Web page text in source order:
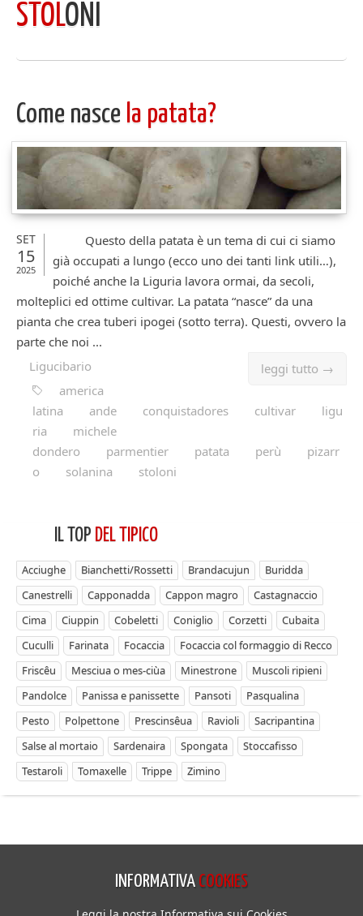
STOLONI
Come nasce la patata?
SET
15
2025
Questo della patata è un tema di cui ci siamo
già occupati a lungo (ecco uno dei tanti link utili…),
poiché anche la Liguria lavora ormai, da secoli,
molteplici ed ottime cultivar. La patata “nasce” da una
pianta che crea tuberi ipogei (sotto terra). Questi, ovvero la
parte che noi ...
leggi tutto →
Ligucibario
america
latina
ande conquistadores cultivar
ligu
ria
michele
dondero
parmentier patata perù
pizarr
o
solanina stoloni
IL TOP DEL TIPICO
Acciughe Bianchetti/Rossetti Brandacujun
Buridda
Canestrelli
Capponadda Cappon magro
Castagnaccio
Cima
Ciuppin Cobeletti Coniglio Corzetti
Cubaita
Cuculli
Farinata Focaccia
Focaccia col formaggio di Recco
Friscêu
Mesciua o mes-ciùa Minestrone
Muscoli ripieni
Pandolce
Panissa e panissette Pansoti
Pasqualina
Pesto
Polpettone Prescinsêua Ravioli
Sacripantina
Salse al mortaio
Sardenaira Spongata
Stoccafisso
Testaroli
Tomaxelle Trippe Zimino
INFORMATIVA COOKIES